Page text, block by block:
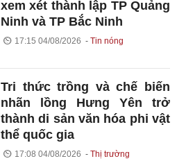
xem xét thành lập TP Quảng
Ninh và TP Bắc Ninh
17:15 04/08/2026 Tin nóng
Tri thức trồng và chế biến
nhãn lồng Hưng Yên trở
thành di sản văn hóa phi vật
thể quốc gia
17:08 04/08/2026 Thị trường